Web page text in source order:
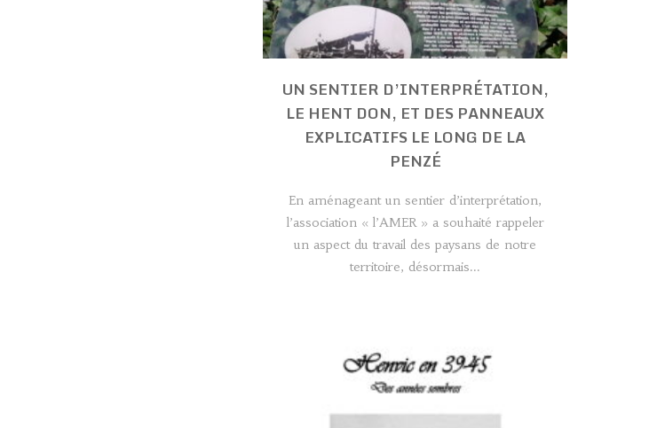
UN SENTIER D’INTERPRÉTATION,
LE HENT DON, ET DES PANNEAUX
EXPLICATIFS LE LONG DE LA
PENZÉ
En aménageant un sentier d’interprétation,
l’association « l’AMER » a souhaité rappeler
un aspect du travail des paysans de notre
territoire, désormais...